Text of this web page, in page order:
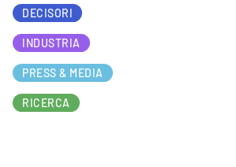
DECISORI
INDUSTRIA
PRESS & MEDIA
RICERCA